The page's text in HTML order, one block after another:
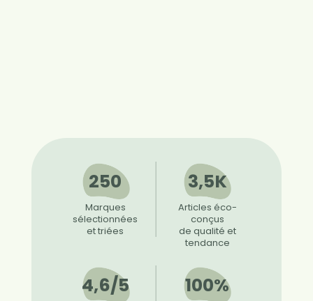
250
Marques
sélectionnées
et triées
3,5K
Articles éco-
conçus
de qualité et
tendance
4,6/5 100%